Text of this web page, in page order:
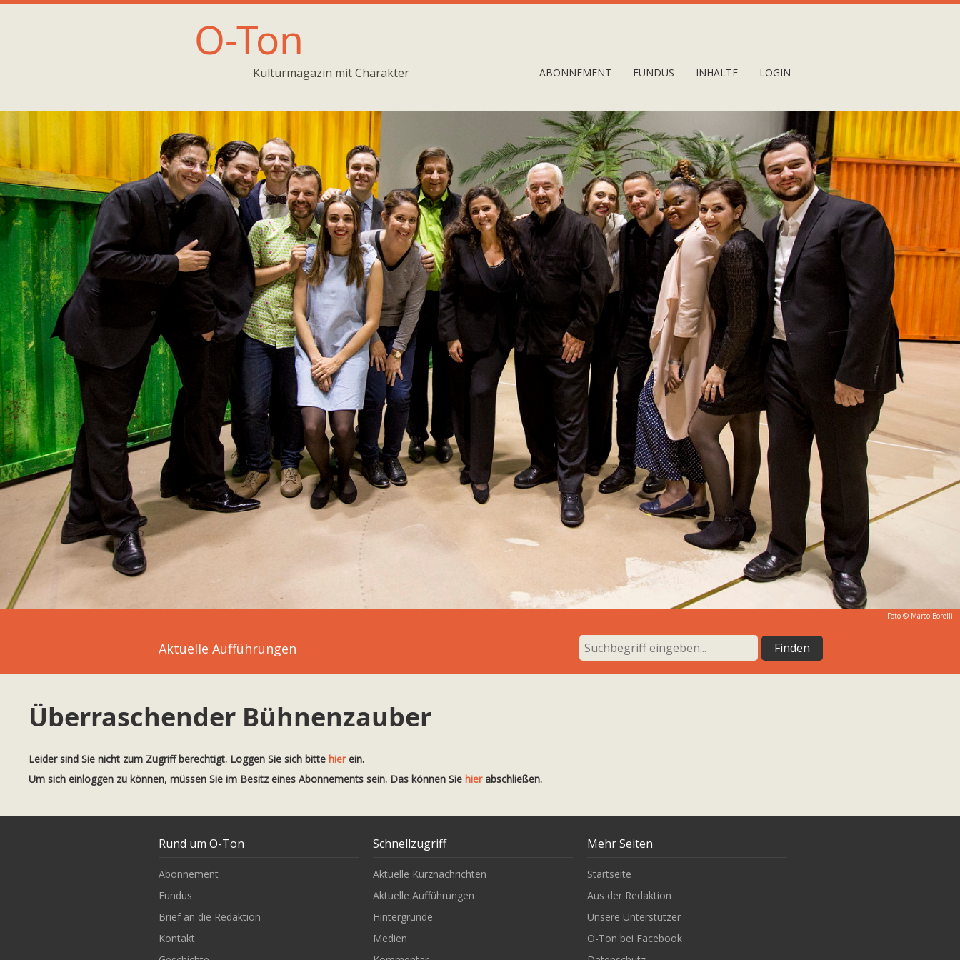
O-Ton
Kulturmagazin mit Charakter ABONNEMENT FUNDUS INHALTE LOGIN
Foto © Marco Borelli
Aktuelle Aufführungen
Überraschender Bühnenzauber
Leider sind Sie nicht zum Zugriff berechtigt. Loggen Sie sich bitte hierein.
Um sich einloggen zu können, müssen Sie im Besitz eines Abonnements sein. Das können Sie hierabschließen.
Rund um O-Ton
Abonnement
Fundus
Brief an die Redaktion
Kontakt
Schnellzugriff
Aktuelle Kurznachrichten
Aktuelle Aufführungen
Hintergründe
Medien
Mehr Seiten
Startseite
Aus der Redaktion
Unsere Unterstützer
O-Ton bei Facebook